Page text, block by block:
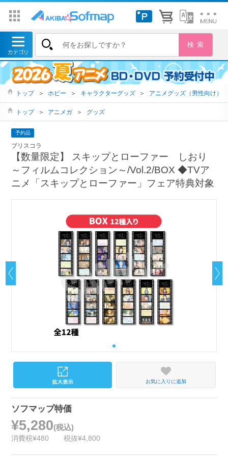
トップ ＞ ホビー ＞ キャラクターグッズ ＞ アニメグッズ（男性向け）
トップ ＞ アニメガ ＞ グッズ
予約品
ブリスコラ
【数量限定】 スキップとローファー しおり
～フィルムコレクション～/Vol.2/BOX ◆TVア
ニメ「スキップとローファー」フェア特典対象
お気に入りに追加
ソフマップ特価
¥5,280(税込)
消費税¥480 税抜¥4,800